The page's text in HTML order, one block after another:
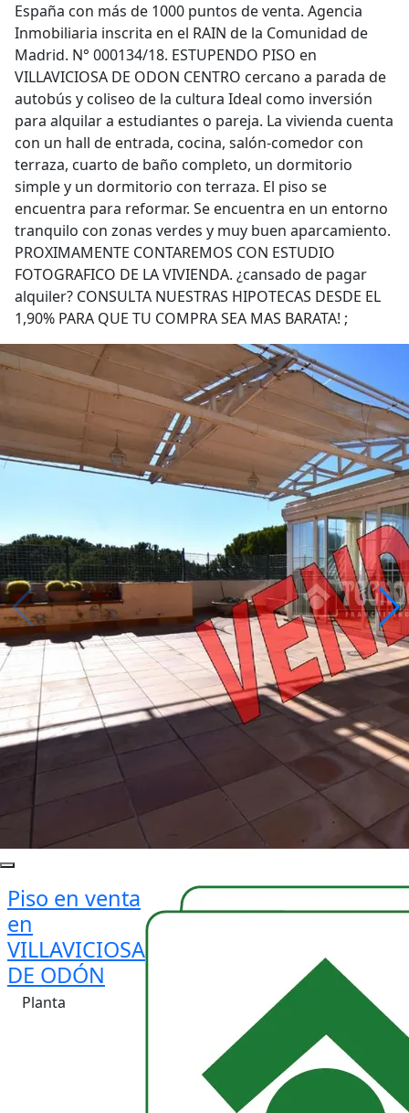
España con más de 1000 puntos de venta. Agencia
Inmobiliaria inscrita en el RAIN de la Comunidad de
Madrid. N° 000134/18. ESTUPENDO PISO en
VILLAVICIOSA DE ODON CENTRO cercano a parada de
autobús y coliseo de la cultura Ideal como inversión
para alquilar a estudiantes o pareja. La vivienda cuenta
con un hall de entrada, cocina, salón-comedor con
terraza, cuarto de baño completo, un dormitorio
simple y un dormitorio con terraza. El piso se
encuentra para reformar. Se encuentra en un entorno
tranquilo con zonas verdes y muy buen aparcamiento.
PROXIMAMENTE CONTAREMOS CON ESTUDIO
FOTOGRAFICO DE LA VIVIENDA. ¿cansado de pagar
alquiler? CONSULTA NUESTRAS HIPOTECAS DESDE EL
1,90% PARA QUE TU COMPRA SEA MAS BARATA! ;
Piso en venta
en
VILLAVICIOSA
DE ODÓN
Planta